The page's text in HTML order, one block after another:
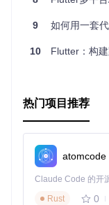
9 如何用一套代码
10 Flutter：构
热门项目推荐
atomcode
Rust
0